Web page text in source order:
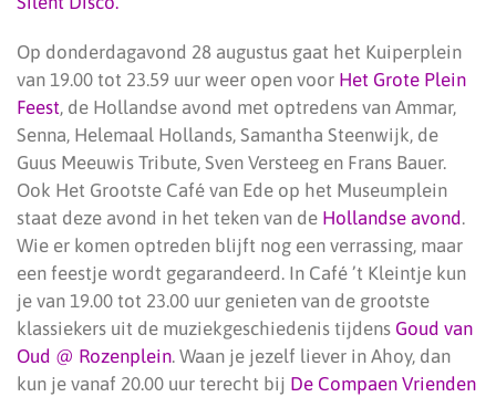
Op donderdagavond 28 augustus gaat het Kuiperplein
van 19.00 tot 23.59 uur weer open voor Het Grote Plein
Feest, de Hollandse avond met optredens van Ammar,
Senna, Helemaal Hollands, Samantha Steenwijk, de
Guus Meeuwis Tribute, Sven Versteeg en Frans Bauer.
Ook Het Grootste Café van Ede op het Museumplein
staat deze avond in het teken van de Hollandse avond.
Wie er komen optreden blijft nog een verrassing, maar
een feestje wordt gegarandeerd. In Café ’t Kleintje kun
je van 19.00 tot 23.00 uur genieten van de grootste
klassiekers uit de muziekgeschiedenis tijdens Goud van
Oud @ Rozenplein. Waan je jezelf liever in Ahoy, dan
kun je vanaf 20.00 uur terecht bij De Compaen Vrienden